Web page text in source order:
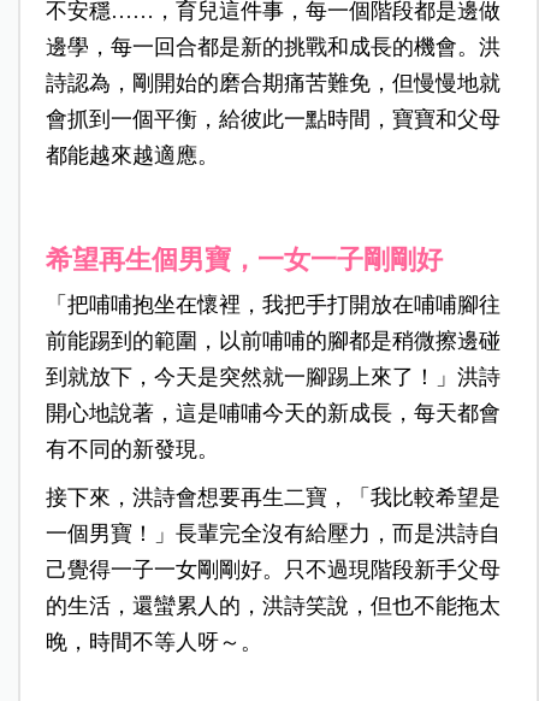
不安穩…… ，育兒這件事，每一個階段都是邊做
邊學，每一回合都是新的挑戰和成長的機會。洪
詩認為，剛開始的磨合期痛苦難免，但慢慢地就
會抓到一個平衡，給彼此一點時間，寶寶和父母
都能越來越適應。
希望再生個男寶，一女一子剛剛好
「把哺哺抱坐在懷裡，我把手打開放在哺哺腳往
前能踢到的範圍，以前哺哺的腳都是稍微擦邊碰
到就放下，今天是突然就一腳踢上來了！」洪詩
開心地說著，這是哺哺今天的新成長，每天都會
有不同的新發現。
接下來，洪詩會想要再生二寶，「我比較希望是
一個男寶！」長輩完全沒有給壓力，而是洪詩自
己覺得一子一女剛剛好。只不過現階段新手父母
的生活，還蠻累人的，洪詩笑說，但也不能拖太
晚，時間不等人呀～。